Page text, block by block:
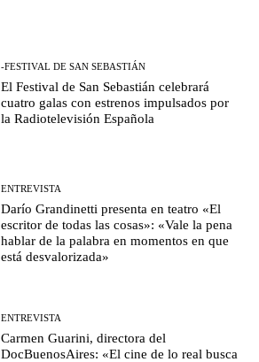
-FESTIVAL DE SAN SEBASTIÁN
El Festival de San Sebastián celebrará
cuatro galas con estrenos impulsados por
la Radiotelevisión Española
ENTREVISTA
Darío Grandinetti presenta en teatro «El
escritor de todas las cosas»: «Vale la pena
hablar de la palabra en momentos en que
está desvalorizada»
ENTREVISTA
Carmen Guarini, directora del
DocBuenosAires: «El cine de lo real busca